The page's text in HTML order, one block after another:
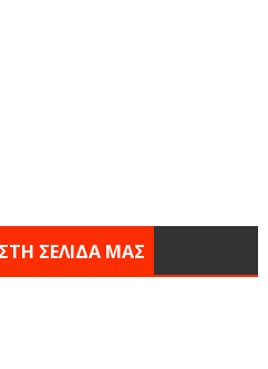
ΣΤΗ ΣΕΛΙΔΑ ΜΑΣ